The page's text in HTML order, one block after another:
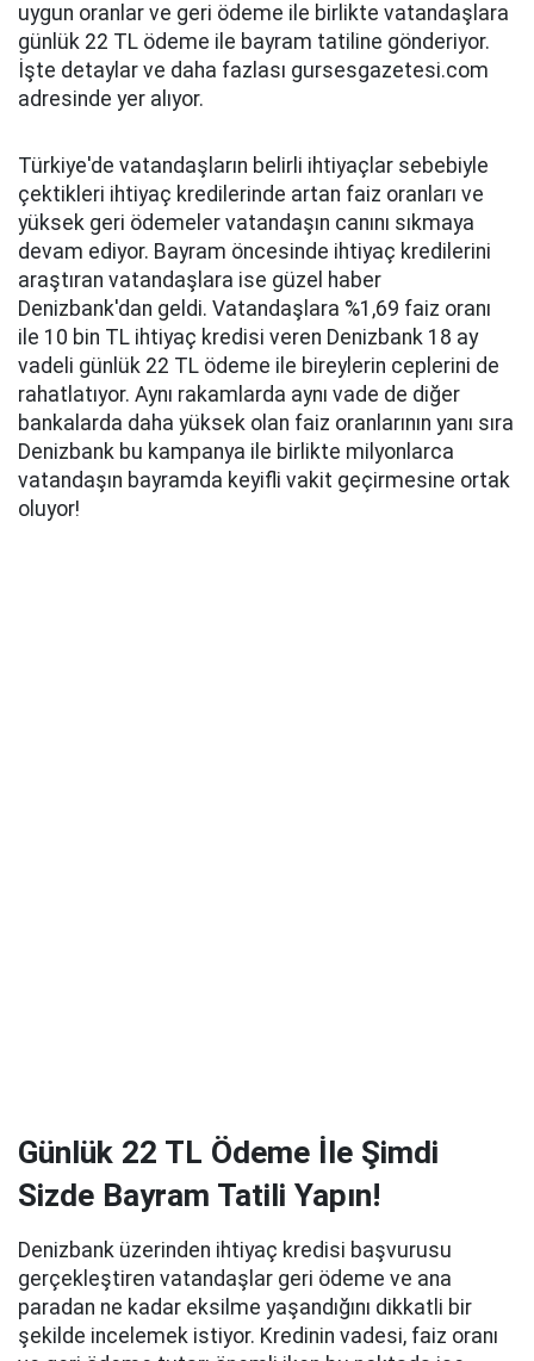
uygun oranlar ve geri ödeme ile birlikte vatandaşlara
günlük 22 TL ödeme ile bayram tatiline gönderiyor.
İşte detaylar ve daha fazlası gursesgazetesi.com
adresinde yer alıyor.
Türkiye'de vatandaşların belirli ihtiyaçlar sebebiyle
çektikleri ihtiyaç kredilerinde artan faiz oranları ve
yüksek geri ödemeler vatandaşın canını sıkmaya
devam ediyor. Bayram öncesinde ihtiyaç kredilerini
araştıran vatandaşlara ise güzel haber
Denizbank'dan geldi. Vatandaşlara %1,69 faiz oranı
ile 10 bin TL ihtiyaç kredisi veren Denizbank 18 ay
vadeli günlük 22 TL ödeme ile bireylerin ceplerini de
rahatlatıyor. Aynı rakamlarda aynı vade de diğer
bankalarda daha yüksek olan faiz oranlarının yanı sıra
Denizbank bu kampanya ile birlikte milyonlarca
vatandaşın bayramda keyifli vakit geçirmesine ortak
oluyor!
Günlük 22 TL Ödeme İle Şimdi
Sizde Bayram Tatili Yapın!
Denizbank üzerinden ihtiyaç kredisi başvurusu
gerçekleştiren vatandaşlar geri ödeme ve ana
paradan ne kadar eksilme yaşandığını dikkatli bir
şekilde incelemek istiyor. Kredinin vadesi, faiz oranı